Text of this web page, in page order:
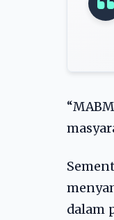
dalam